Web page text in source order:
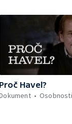
Proč Havel?
Osobnosti